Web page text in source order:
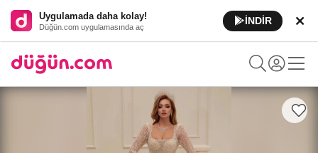
Uygulamada daha kolay!
Düğün.com uygulamasında aç
İNDİR